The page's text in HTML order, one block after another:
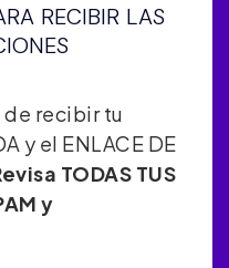
RECIBIR LAS
recibir tu
y el ENLACE DE
TODAS TUS
y